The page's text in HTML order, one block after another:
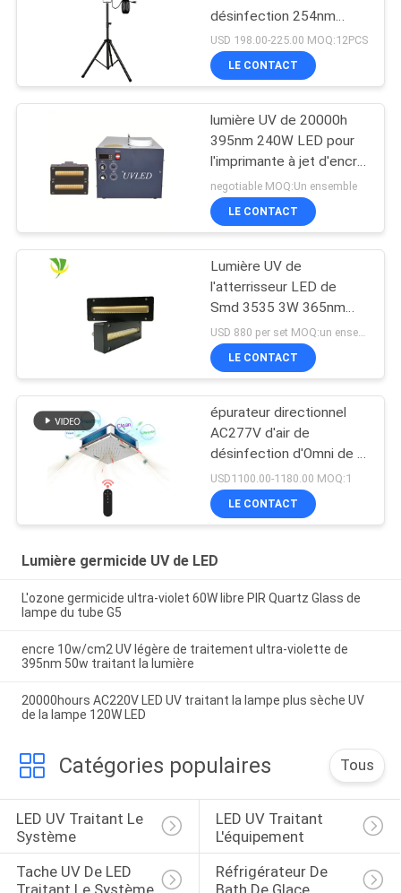
désinfection 254nm
bactéricide UV-C
portative de lumière UV
USD 198.00-225.00 MOQ:12PCS
LE CONTACT
lumière UV de 20000h
395nm 240W LED pour
l'imprimante à jet d'encre
Machine
negotiable MOQ:Un ensemble
LE CONTACT
Lumière UV de
l'atterrisseur LED de
Smd 3535 3W 365nm
385nm 395nm 405nm
LE CONTACT
épurateur directionnel
AC277V d'air de
désinfection d'Omni de la
lampe 150W UV
germicide
USD1100.00-1180.00 MOQ:1
LE CONTACT
Lumière germicide UV de LED
L'ozone germicide ultra-violet 60W libre PIR Quartz Glass de
lampe du tube G5
encre 10w/cm2 UV légère de traitement ultra-violette de
395nm 50w traitant la lumière
20000hours AC220V LED UV traitant la lampe plus sèche UV
de la lampe 120W LED
Catégories populaires Tous
LED UV Traitant Le
Système
LED UV Traitant
L'équipement
Tache UV De LED
Réfrigérateur De